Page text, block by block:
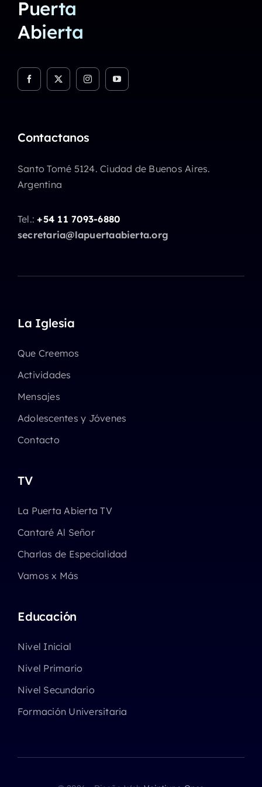
Puerta
Abierta
Contactanos
Santo Tomé 5124. Ciudad de Buenos Aires.
Argentina
Tel.:+54 11 7093-6880
secretaria@lapuertaabierta.org
La Iglesia
Que Creemos
Actividades
Mensajes
Adolescentes y Jóvenes
Contacto
TV
La Puerta Abierta TV
Cantaré Al Señor
Charlas de Especialidad
Vamos x Más
Educación
Nivel Inicial
Nivel Primario
Nivel Secundario
Formación Universitaria